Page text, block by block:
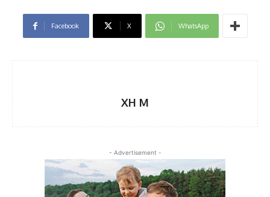
Facebook X WhatsApp
XH M
- Advertisement -